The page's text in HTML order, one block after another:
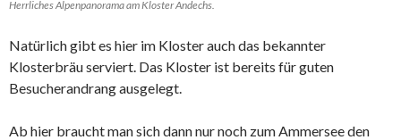
Herrliches Alpenpanorama am Kloster Andechs.
​Natürlich gibt es hier im Kloster auch das bekannter
Klosterbräu serviert. Das Kloster ist bereits für guten
Besucherandrang ausgelegt.
Ab hier braucht man sich dann nur noch zum Ammersee den